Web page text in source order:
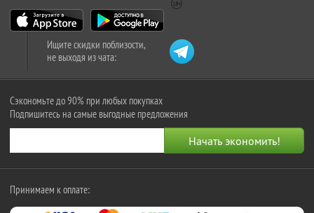
Ищите скидки поблизости,
не выходя из чата:
Сэкономьте до 90% при любых покупках
Подпишитесь на самые выгодные предложения
Принимаем к оплате: